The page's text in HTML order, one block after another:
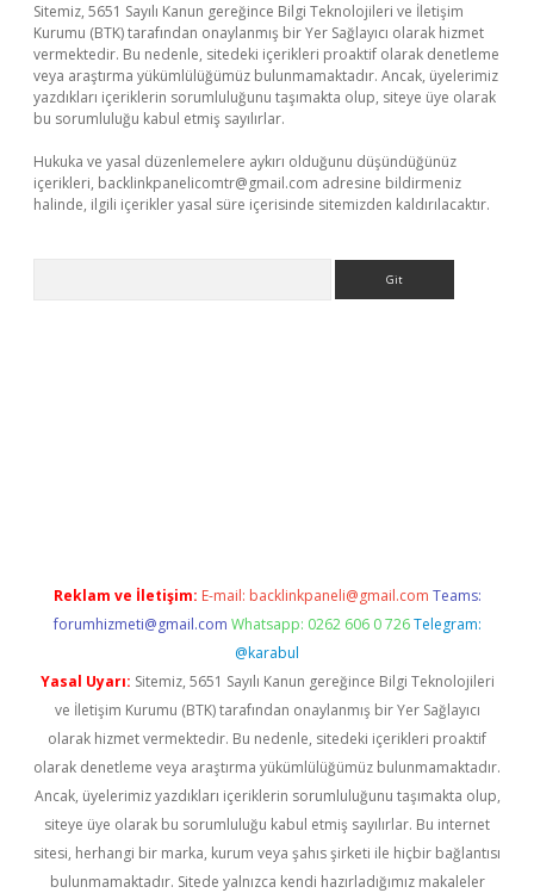
Sitemiz, 5651 Sayılı Kanun gereğince Bilgi Teknolojileri ve İletişim
Kurumu (BTK) tarafından onaylanmış bir Yer Sağlayıcı olarak hizmet
vermektedir. Bu nedenle, sitedeki içerikleri proaktif olarak denetleme
veya araştırma yükümlülüğümüz bulunmamaktadır. Ancak, üyelerimiz
yazdıkları içeriklerin sorumluluğunu taşımakta olup, siteye üye olarak
bu sorumluluğu kabul etmiş sayılırlar.
Hukuka ve yasal düzenlemelere aykırı olduğunu düşündüğünüz
içerikleri, backlinkpanelicomtr@gmail.com adresine bildirmeniz
halinde, ilgili içerikler yasal süre içerisinde sitemizden kaldırılacaktır.
Reklam ve İletişim: E-mail: backlinkpaneli@gmail.com Teams:
forumhizmeti@gmail.com Whatsapp: 0262 606 0 726 Telegram:
@karabul
Yasal Uyarı: Sitemiz, 5651 Sayılı Kanun gereğince Bilgi Teknolojileri
ve İletişim Kurumu (BTK) tarafından onaylanmış bir Yer Sağlayıcı
olarak hizmet vermektedir. Bu nedenle, sitedeki içerikleri proaktif
olarak denetleme veya araştırma yükümlülüğümüz bulunmamaktadır.
Ancak, üyelerimiz yazdıkları içeriklerin sorumluluğunu taşımakta olup,
siteye üye olarak bu sorumluluğu kabul etmiş sayılırlar. Bu internet
sitesi, herhangi bir marka, kurum veya şahıs şirketi ile hiçbir bağlantısı
bulunmamaktadır. Sitede yalnızca kendi hazırladığımız makaleler